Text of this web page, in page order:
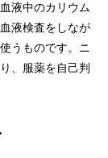
液中のカリウム
液検査をしなが
うものです。ニ
、服薬を自己判